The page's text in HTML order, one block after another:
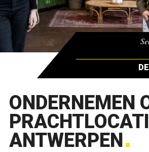
ONDERNEMEN
ANTWERPEN